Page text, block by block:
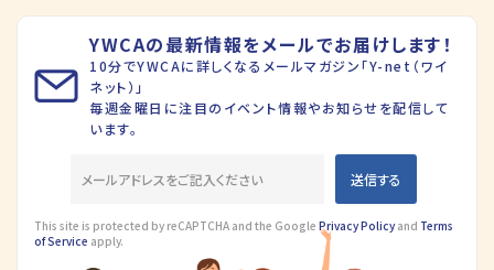
YWCAの最新情報をメールでお届けします！
10分でYWCAに詳しくなるメールマガジン「Y-net（ワイ
ネット）」
毎週金曜日に注目のイベント情報やお知らせを配信して
います。
This site is protected by reCAPTCHA and the Google Privacy Policyand Terms
of Service apply.